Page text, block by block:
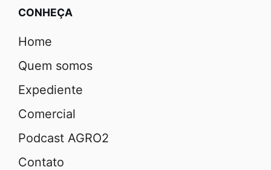
CONHEÇA
Home
Quem somos
Expediente
Comercial
Podcast AGRO2
Contato